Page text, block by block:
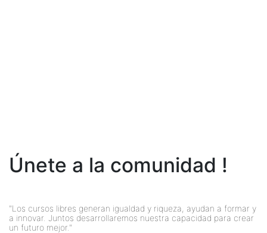
Únete a la comunidad !
"Los cursos libres generan igualdad y riqueza, ayudan a formar y
a innovar. Juntos desarrollaremos nuestra capacidad para crear
un futuro mejor."